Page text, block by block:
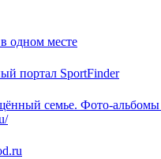
одном месте
портал SportFinder
семье. Фото-альбомы